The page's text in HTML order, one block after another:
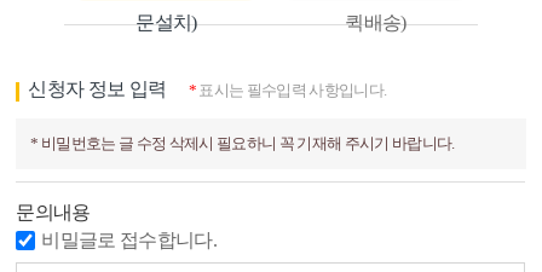
문설치) 퀵배송)
신청자 정보 입력 * 표시는 필수입력 사항입니다.
* 비밀번호는 글 수정 삭제시 필요하니 꼭 기재해 주시기 바랍니다.
문의내용
비밀글로 접수합니다.